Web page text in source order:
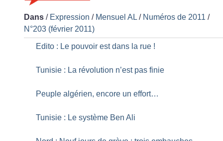
Dans / Expression / Mensuel AL / Numéros de 2011 /
N°203 (février 2011)
Edito : Le pouvoir est dans la rue !
Tunisie : La révolution n’est pas finie
Peuple algérien, encore un effort…
Tunisie : Le système Ben Ali